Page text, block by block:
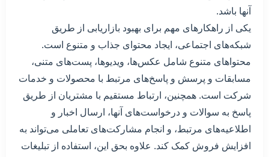
آنها باشد.
یکی از راهکارهای مهم برای بهبود بازاریابی از طریق
شبکه‌های اجتماعی، ایجاد محتوای جذاب و متنوع است.
محتواهای متنوع شامل عکس‌ها، ویدیوها، پست‌های متنی،
مسابقات و پرسش و پاسخ‌های مرتبط با محصولات و خدمات
شرکت است. همچنین، ارتباط مستقیم با مشتریان از طریق
پاسخ به سوالات و درخواست‌های آنها، ارسال اخبار و
اطلاعیه‌های مرتبط، و انجام مشارکت‌های تعاملی می‌تواند به
افزایش فروش کمک کند. علاوه بحق این، استفاده از تبلیغات